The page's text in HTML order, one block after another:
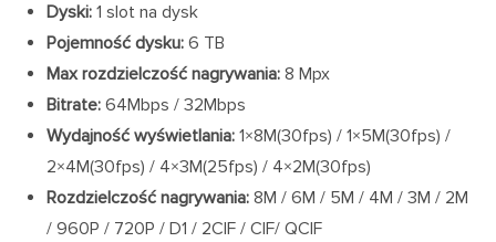
Dyski: 1 slot na dysk
Pojemność dysku: 6 TB
Max rozdzielczość nagrywania: 8 Mpx
Bitrate: 64Mbps / 32Mbps
Wydajność wyświetlania: 1×8M(30fps) / 1×5M(30fps) /
2×4M(30fps) / 4×3M(25fps) / 4×2M(30fps)
Rozdzielczość nagrywania: 8M / 6M / 5M / 4M / 3M / 2M
/ 960P / 720P / D1 / 2CIF / CIF/ QCIF